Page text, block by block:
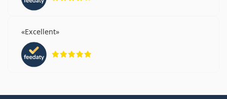
Excellent